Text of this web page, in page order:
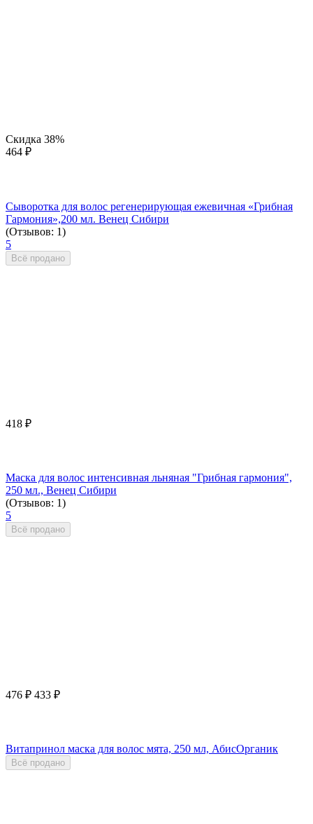
Скидка 38%
464 ₽
Сыворотка для волос регенерирующая ежевичная «Грибная
Гармония»,200 мл. Венец Сибири
(Отзывов: 1)
5
Всё продано
418 ₽
Маска для волос интенсивная льняная "Грибная гармония",
250 мл., Венец Сибири
(Отзывов: 1)
5
Всё продано
476 ₽ 433 ₽
Витапринол маска для волос мята, 250 мл, АбисОрганик
Всё продано